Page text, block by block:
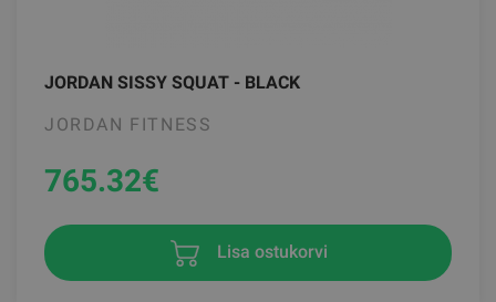
JORDAN SISSY SQUAT - BLACK
JORDAN FITNESS
765.32€
Lisa ostukorvi